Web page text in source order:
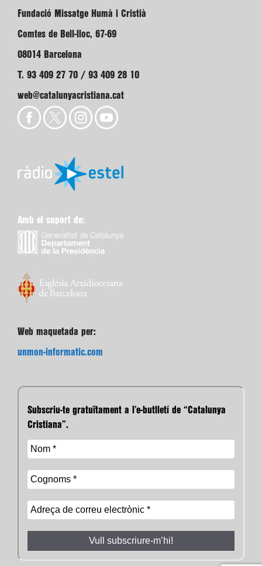
Fundació Missatge Humà i Cristià
Comtes de Bell-lloc, 67-69
08014 Barcelona
T. 93 409 27 70 / 93 409 28 10
web@catalunyacristiana.cat
Amb el suport de:
Web maquetada per:
unmon-informatic.com
Subscriu-te gratuïtament a l’e-butlletí de “Catalunya
Cristiana”.